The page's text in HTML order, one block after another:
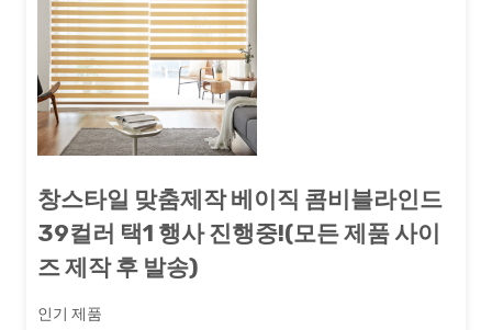
창스타일 맞춤제작 베이직 콤비블라인드
39컬러 택1 행사 진행중!(모든 제품 사이
즈 제작 후 발송)
인기 제품